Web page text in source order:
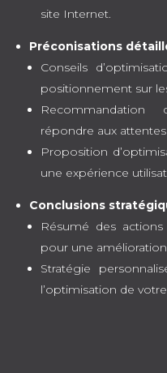
site Internet.
Préconisations
Conseils
positionnement sur
répondre aux
Proposition
une expérience
Conclusions
Résumé des
pour une
Stratégie
l’optimisation de